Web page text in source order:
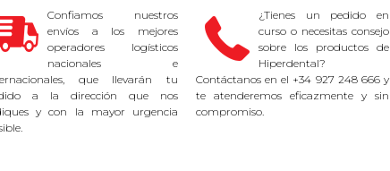
Confiamos nuestros
envíos a los mejores
operadores logísticos
nacionales e
que llevarán tu
a la dirección que nos
y con la mayor urgencia
¿Tienes un pedido en
curso o necesitas consejo
sobre los productos de
Hiperdental?
Contáctanos en el +34 927 248 666 y
te atenderemos eficazmente y sin
compromiso.